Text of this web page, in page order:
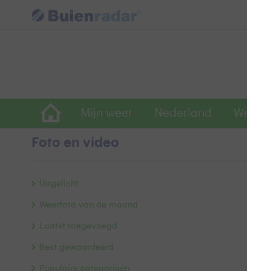
Mijn weer Nederland
Foto en video
Uitgelicht
Weerfoto van de maand
Laatst toegevoegd
Best gewaardeerd
Populaire categorieën